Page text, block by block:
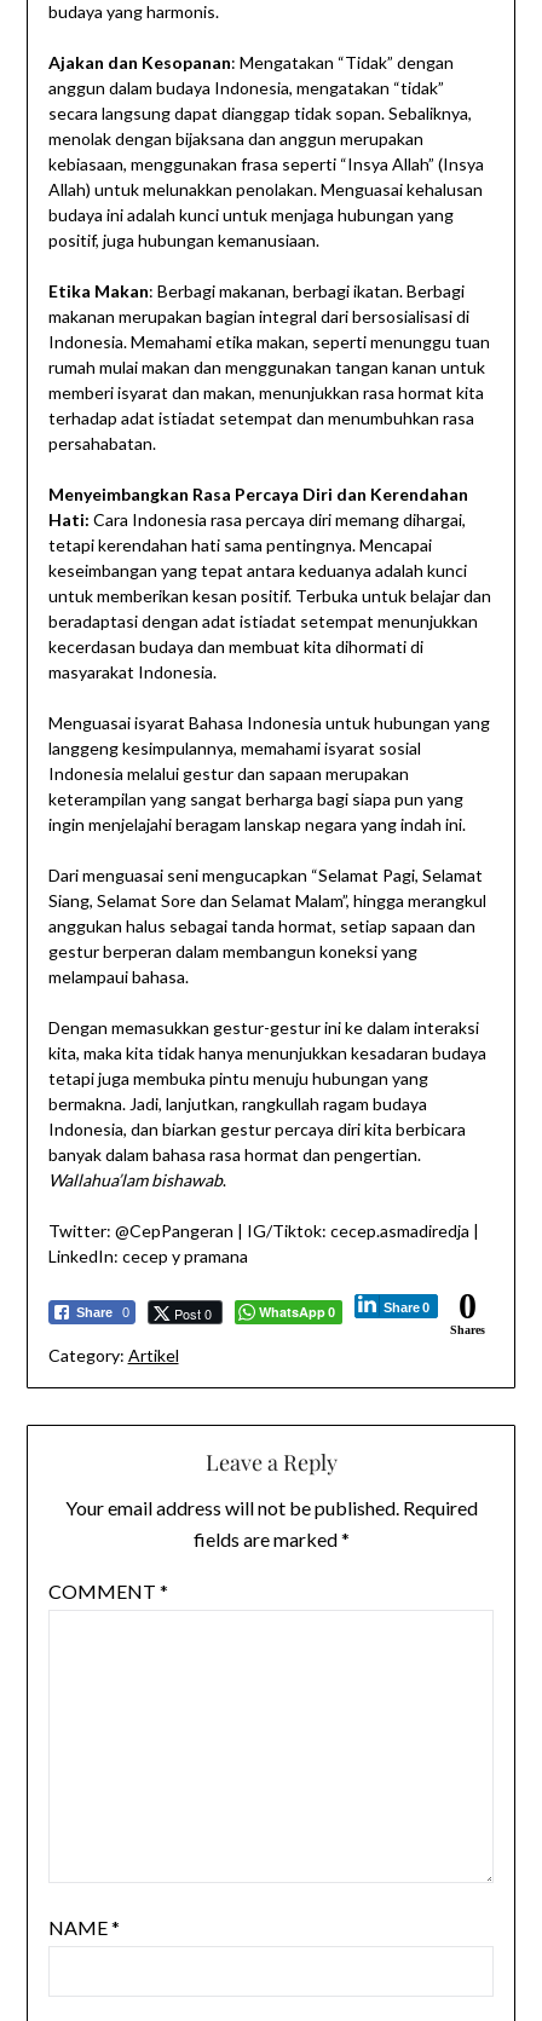
budaya yang harmonis.
Ajakan dan Kesopanan: Mengatakan “Tidak” dengan
anggun dalam budaya Indonesia, mengatakan “tidak”
secara langsung dapat dianggap tidak sopan. Sebaliknya,
menolak dengan bijaksana dan anggun merupakan
kebiasaan, menggunakan frasa seperti “Insya Allah” (Insya
Allah) untuk melunakkan penolakan. Menguasai kehalusan
budaya ini adalah kunci untuk menjaga hubungan yang
positif, juga hubungan kemanusiaan.
Etika Makan: Berbagi makanan, berbagi ikatan. Berbagi
makanan merupakan bagian integral dari bersosialisasi di
Indonesia. Memahami etika makan, seperti menunggu tuan
rumah mulai makan dan menggunakan tangan kanan untuk
memberi isyarat dan makan, menunjukkan rasa hormat kita
terhadap adat istiadat setempat dan menumbuhkan rasa
persahabatan.
Menyeimbangkan Rasa Percaya Diri dan Kerendahan
Hati: Cara Indonesia rasa percaya diri memang dihargai,
tetapi kerendahan hati sama pentingnya. Mencapai
keseimbangan yang tepat antara keduanya adalah kunci
untuk memberikan kesan positif. Terbuka untuk belajar dan
beradaptasi dengan adat istiadat setempat menunjukkan
kecerdasan budaya dan membuat kita dihormati di
masyarakat Indonesia.
Menguasai isyarat Bahasa Indonesia untuk hubungan yang
langgeng kesimpulannya, memahami isyarat sosial
Indonesia melalui gestur dan sapaan merupakan
keterampilan yang sangat berharga bagi siapa pun yang
ingin menjelajahi beragam lanskap negara yang indah ini.
Dari menguasai seni mengucapkan “Selamat Pagi, Selamat
Siang, Selamat Sore dan Selamat Malam”, hingga merangkul
anggukan halus sebagai tanda hormat, setiap sapaan dan
gestur berperan dalam membangun koneksi yang
melampaui bahasa.
Dengan memasukkan gestur-gestur ini ke dalam interaksi
kita, maka kita tidak hanya menunjukkan kesadaran budaya
tetapi juga membuka pintu menuju hubungan yang
bermakna. Jadi, lanjutkan, rangkullah ragam budaya
Indonesia, dan biarkan gestur percaya diri kita berbicara
banyak dalam bahasa rasa hormat dan pengertian.
Wallahua’lam bishawab.
Twitter: @CepPangeran | IG/Tiktok: cecep.asmadiredja |
LinkedIn: cecep y pramana
Share 0 Post 0 WhatsApp 0 Share 0 0
Shares
Category: Artikel
Leave a Reply
Your email address will not be published. Required
fields are marked*
COMMENT *
NAME*